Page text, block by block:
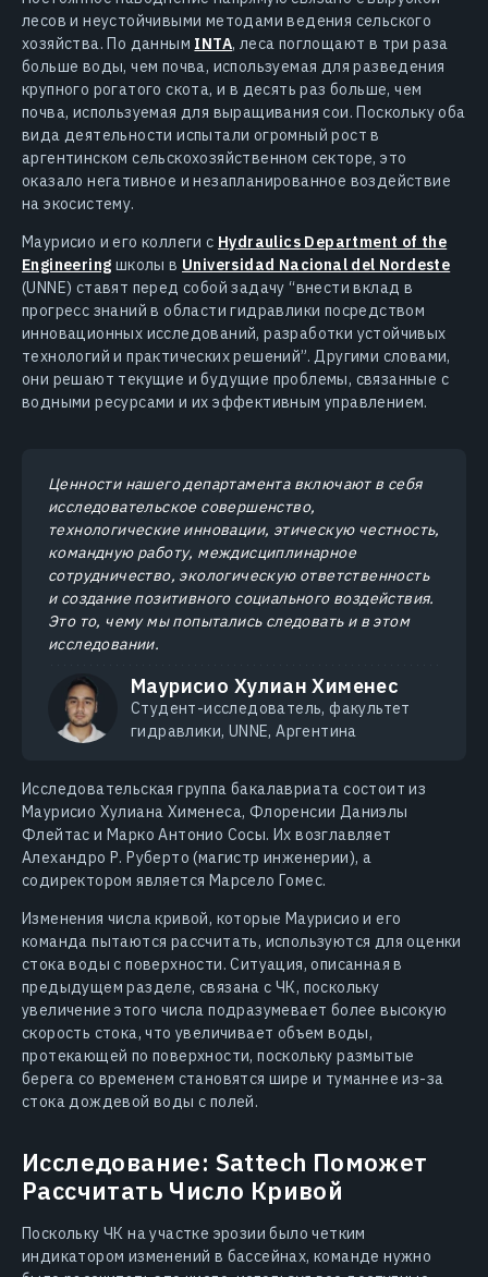
лесов и неустойчивыми методами ведения сельского
хозяйства. По данным INTA, леса поглощают в три раза
больше воды, чем почва, используемая для разведения
крупного рогатого скота, и в десять раз больше, чем
почва, используемая для выращивания сои. Поскольку оба
вида деятельности испытали огромный рост в
аргентинском сельскохозяйственном секторе, это
оказало негативное и незапланированное воздействие
на экосистему.
Маурисио и его коллеги с Hydraulics Department of the
Engineering школы в Universidad Nacional del Nordeste
(UNNE) ставят перед собой задачу “внести вклад в
прогресс знаний в области гидравлики посредством
инновационных исследований, разработки устойчивых
технологий и практических решений”. Другими словами,
они решают текущие и будущие проблемы, связанные с
водными ресурсами и их эффективным управлением.
Ценности нашего департамента включают в себя
исследовательское совершенство,
технологические инновации, этическую честность,
командную работу, междисциплинарное
сотрудничество, экологическую ответственность
и создание позитивного социального воздействия.
Это то, чему мы попытались следовать и в этом
исследовании.
Маурисио Хулиан Хименес
Студент-исследователь, факультет
гидравлики, UNNE, Аргентина
Исследовательская группа бакалавриата состоит из
Маурисио Хулиана Хименеса, Флоренсии Даниэлы
Флейтас и Марко Антонио Сосы. Их возглавляет
Алехандро Р. Руберто (магистр инженерии), а
содиректором является Марсело Гомес.
Изменения числа кривой, которые Маурисио и его
команда пытаются рассчитать, используются для оценки
стока воды с поверхности. Ситуация, описанная в
предыдущем разделе, связана с ЧК, поскольку
увеличение этого числа подразумевает более высокую
скорость стока, что увеличивает объем воды,
протекающей по поверхности, поскольку размытые
берега со временем становятся шире и туманнее из-за
стока дождевой воды с полей.
Исследование: Sattech Поможет
Рассчитать Число Кривой
Поскольку ЧК на участке эрозии было четким
индикатором изменений в бассейнах, команде нужно